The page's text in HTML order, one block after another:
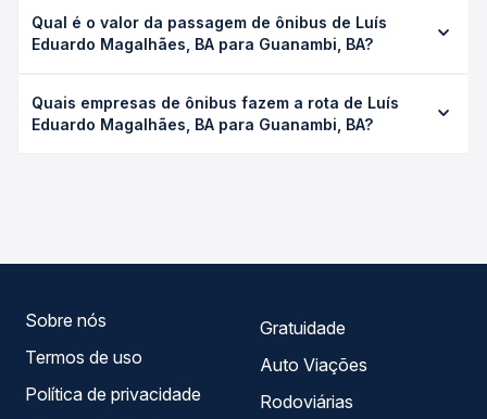
Guanambi, BA leva em média 10h 50min, podendo variar
conforme a viação, o tipo de serviço (convencional,
duração exata de cada opção na data desejada.
Qual é o valor da passagem de ônibus de Luís
Eduardo Magalhães, BA para Guanambi, BA?
Magalhães, BA para Guanambi, BA custa em média R$
214,80 e varia conforme a data da viagem, a empresa, o
Quais empresas de ônibus fazem a rota de Luís
Eduardo Magalhães, BA para Guanambi, BA?
Sobre nós
Termos de uso
Política de privacidade
Gratuidade
Auto Viações
Rodoviárias